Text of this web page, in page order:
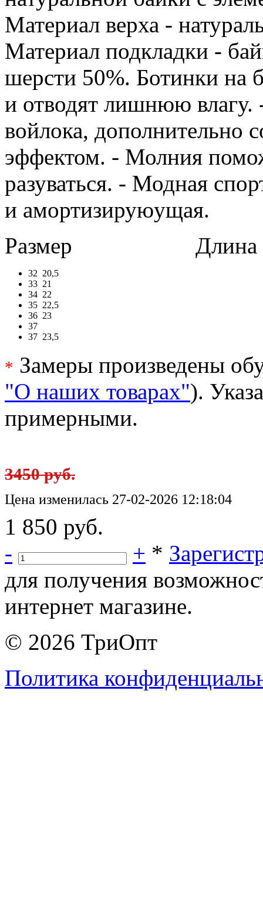
Материал верха -
Материал подкладки -
шерсти 50%. Ботинки на
и отводят лишнюю влагу.
войлока, дополнительно
эффектом. - Молния
разуваться. - Модная
и амортизируюущая.
Размер
Длина в
32 20,5
33 21
34 22
35 22,5
36 23
37
37 23,5
* Замеры произведены
"О наших товарах").
примерными.
3450 руб.
Цена изменилась 27-02-2026 12:18:04
1 850 руб.
-
+ *
для получения
интернет магазине.
© 2026 ТриОпт
Политика